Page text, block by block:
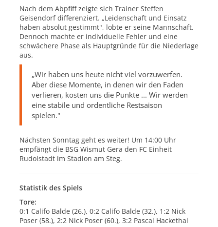
Nach dem Abpfiff zeigte sich Trainer Steffen
Geisendorf differenziert. „Leidenschaft und Einsatz
haben absolut gestimmt", lobte er seine Mannschaft.
Dennoch machte er individuelle Fehler und eine
schwächere Phase als Hauptgründe für die Niederlage
aus.
„Wir haben uns heute nicht viel vorzuwerfen.
Aber diese Momente, in denen wir den Faden
verlieren, kosten uns die Punkte ... Wir werden
eine stabile und ordentliche Restsaison
spielen."
Nächsten Sonntag geht es weiter! Um 14:00 Uhr
empfängt die BSG Wismut Gera den FC Einheit
Rudolstadt im Stadion am Steg.
Statistik des Spiels
Tore:
0:1 Califo Balde (26.), 0:2 Califo Balde (32.), 1:2 Nick
Poser (58.), 2:2 Nick Poser (60.), 3:2 Pascal Hackethal